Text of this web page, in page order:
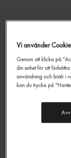
Vi använder
Genom att klicka på
din enhet för att
användning och bistå i
kan du trycka på